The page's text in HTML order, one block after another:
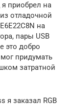
приобрел на
отладочной
на
пары USB
это добро
придумать
затратной
я заказал RGB